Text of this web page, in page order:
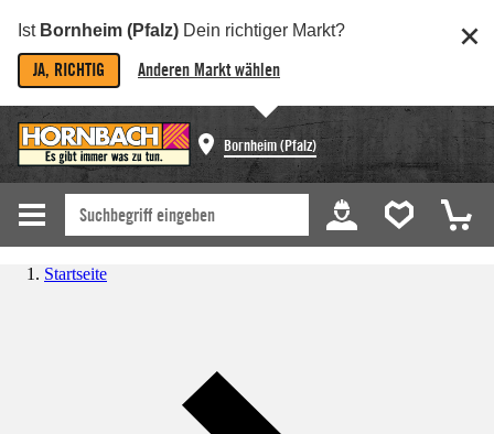
Ist Bornheim (Pfalz) Dein richtiger Markt?
JA, RICHTIG Anderen Markt wählen
Bornheim (Pfalz)
Startseite